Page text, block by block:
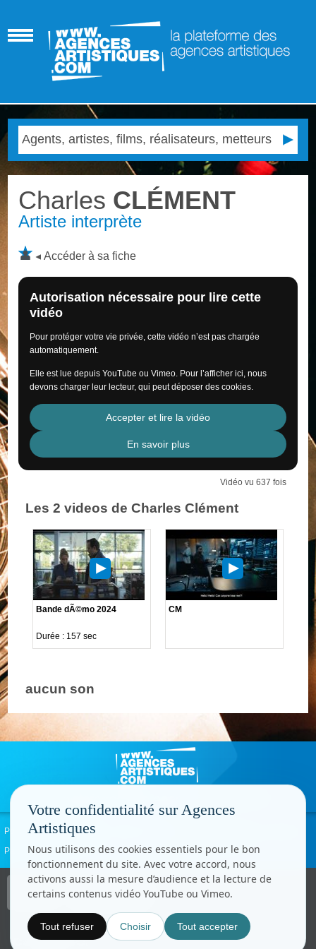
Charles CLÉMENT
Artiste interprète
Accéder à sa fiche
Autorisation nécessaire pour lire cette
vidéo
Pour protéger votre vie privée, cette vidéo n’est pas chargée
automatiquement.
Elle est lue depuis YouTube ou Vimeo. Pour l’afficher ici, nous
devons charger leur lecteur, qui peut déposer des cookies.
Accepter et lire la vidéo
En savoir plus
Vidéo vu 637 fois
Les 2 videos de Charles Clément
Bande dÃ©mo 2024
Durée : 157 sec
CM
aucun son
Politique de confidentialité
Paramètres cookies
Copyright © CC.Comunication
Tous droits réservés
Votre confidentialité sur Agences
Artistiques
Nous utilisons des cookies essentiels pour le bon
fonctionnement du site. Avec votre accord, nous
activons aussi la mesure d’audience et la lecture de
certains contenus vidéo YouTube ou Vimeo.
Tout refuser Choisir Tout accepter